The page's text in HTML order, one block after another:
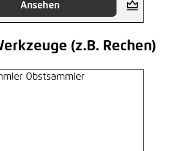
Ansehen
überspringen(z.B. Rechen)